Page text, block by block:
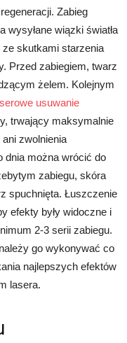
Zabieg
wiązki światła
skutkami starzenia
Przed zabiegiem, twarz
żelem. Kolejnym
usuwanie
trwający maksymalnie
zwolnienia
dnia można wrócić do
zabiegu, skóra
spuchnięta. Łuszczenie
efekty były widoczne i
2-3 serii zabiegu.
go wykonywać co
najlepszych efektów
lasera.